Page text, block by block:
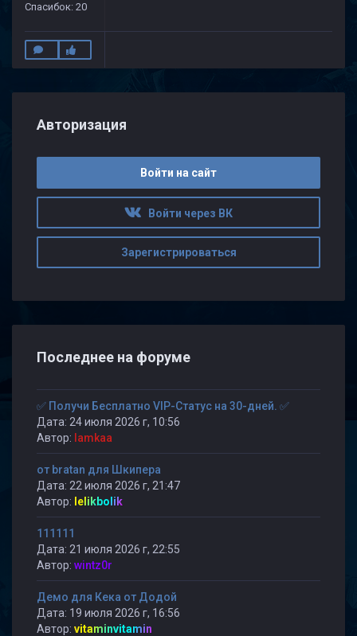
Спасибок: 20
Авторизация
Войти на сайт
Войти через ВК
Зарегистрироваться
Последнее на форуме
✅ Получи Бесплатно VIP-Статус на 30-дней. ✅
Дата: 24 июля 2026 г, 10:56
Автор: lamkaa
от bratan для Шкипера
Дата: 22 июля 2026 г, 21:47
Автор: lelikbolik
111111
Дата: 21 июля 2026 г, 22:55
Автор: wintz0r
Демо для Кека от Додой
Дата: 19 июля 2026 г, 16:56
Автор: vitaminvitamin